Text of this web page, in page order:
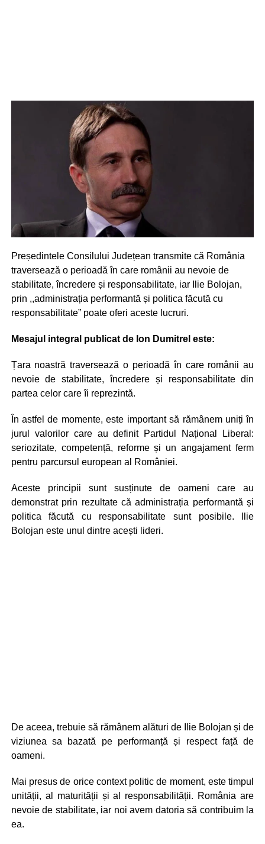
Președintele Consilului Județean transmite că România
traversează o perioadă în care românii au nevoie de
stabilitate,încredere și responsabilitate, iar Ilie Bolojan,
prin ,,administrația performantă și politica făcută cu
responsabilitate” poate oferi aceste lucruri.
Mesajul integral publicat de Ion Dumitrel este:
Țara noastră traversează o perioadă în care românii au
nevoie de stabilitate, încredere și responsabilitate din
partea celor care îi reprezintă.
În astfel de momente, este important să rămânem uniți în
jurul valorilor care au definit Partidul Național Liberal:
seriozitate, competență, reforme și un angajament ferm
pentru parcursul european al României.
Aceste principii sunt susținute de oameni care au
demonstrat prin rezultate că administrația performantă și
politica făcută cu responsabilitate sunt posibile. Ilie
Bolojan este unul dintre acești lideri.
De aceea, trebuie să rămânem alături de Ilie Bolojan și de
viziunea sa bazată pe performanță și respect față de
oameni.
Mai presus de orice context politic de moment, este timpul
unității, al maturității și al responsabilității. România are
nevoie de stabilitate, iar noi avem datoria să contribuim la
ea.